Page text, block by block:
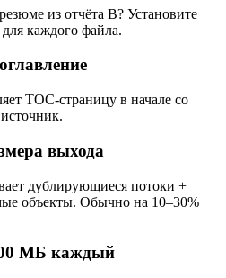
из отчёта B? Установите
каждого файла.
TOC-страницу в начале со
выхода
дублирующиеся потоки +
объекты. Обычно на 10–30%
МБ каждый